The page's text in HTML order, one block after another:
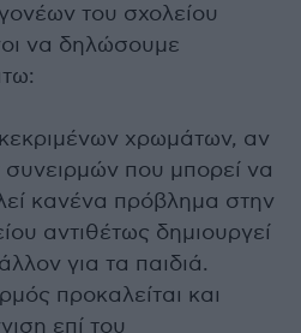
του σχολείου
να δηλώσουμε
χρωμάτων, αν
που μπορεί να
κανένα πρόβλημα στην
αντιθέτως δημιουργεί
για τα παιδιά.
προκαλείται και
επί του